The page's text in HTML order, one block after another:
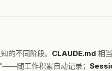
的不同阶段。 CLAUDE.md 相
随工作积累自动记录；